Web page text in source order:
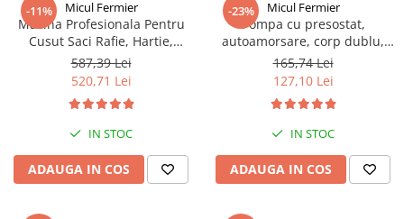
-11% Micul Fermier
Masina Profesionala Pentru
Cusut Saci Rafie, Hartie,
Panza-Plastic 210w taiere
automata, Micul Fermier GF-
1681
587,39 Lei
520,71 Lei
IN STOC
ADAUGA IN COS
-23% Micul Fermier
Pompa cu presostat,
autoamorsare, corp dublu,
12V, 8 litri / minut, 110PSI, 7.5
bari Pandora
165,74 Lei
127,10 Lei
IN STOC
ADAUGA IN COS